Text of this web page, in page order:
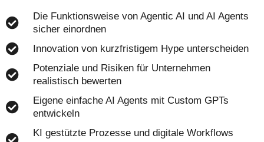
Die Funktionsweise von Agentic AI und AI Agents
sicher einordnen
Innovation von kurzfristigem Hype unterscheiden
Potenziale und Risiken für Unternehmen
realistisch bewerten
Eigene einfache AI Agents mit Custom GPTs
entwickeln
KI gestützte Prozesse und digitale Workflows